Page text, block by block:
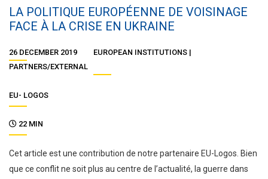
LA POLITIQUE EUROPÉENNE DE VOISINAGE
FACE À LA CRISE EN UKRAINE
26 DECEMBER 2019
EUROPEAN INSTITUTIONS
PARTNERS/EXTERNAL
EU- LOGOS
22 MIN
Cet article est une contribution de notre partenaire EU-Logos. Bien
que ce conflit ne soit plus au centre de l’actualité, la guerre dans